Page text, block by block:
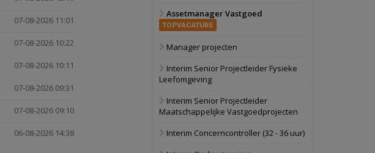
07-08-2026 11:01
07-08-2026 10:22
07-08-2026 10:11
07-08-2026 09:31
07-08-2026 09:10
06-08-2026 14:38
Oranje
28 september 2026
bedrijventerrein
Bekijk
Schuinesloot
Assetmanager Vastgoed
TOPVACATURE
Manager projecten
Interim Senior Projectleider Fysieke
Leefomgeving
Interim Senior Projectleider
Maatschappelijke Vastgoedprojecten
Interim Concerncontroller (32 - 36 uur)